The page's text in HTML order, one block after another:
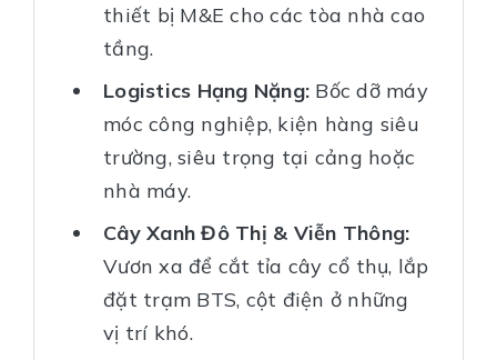
thiết bị M&E cho các tòa nhà cao
tầng.
Logistics Hạng Nặng: Bốc dỡ máy
móc công nghiệp, kiện hàng siêu
trường, siêu trọng tại cảng hoặc
nhà máy.
Cây Xanh Đô Thị & Viễn Thông:
Vươn xa để cắt tỉa cây cổ thụ, lắp
đặt trạm BTS, cột điện ở những
vị trí khó.